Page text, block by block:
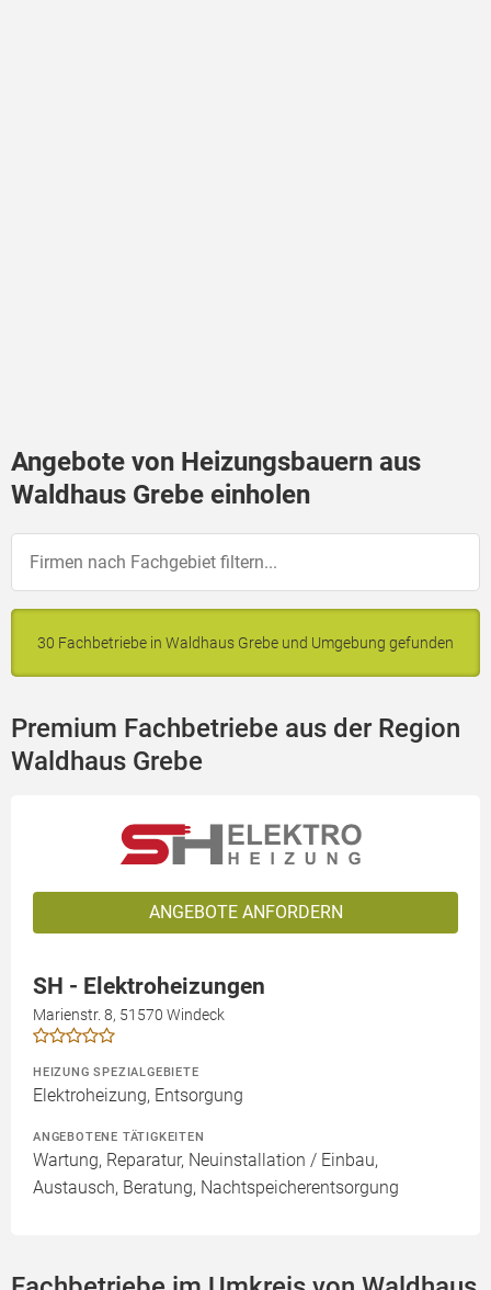
Angebote von Heizungsbauern aus
Waldhaus Grebe einholen
30 Fachbetriebe in Waldhaus Grebe und Umgebung gefunden
Premium Fachbetriebe aus der Region
Waldhaus Grebe
ANGEBOTE ANFORDERN
SH - Elektroheizungen
Marienstr. 8, 51570 Windeck
HEIZUNG SPEZIALGEBIETE
Elektroheizung, Entsorgung
ANGEBOTENE TÄTIGKEITEN
Wartung, Reparatur, Neuinstallation / Einbau,
Austausch, Beratung, Nachtspeicherentsorgung